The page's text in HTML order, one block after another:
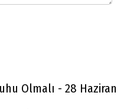
Olmalı - 28 Haziran